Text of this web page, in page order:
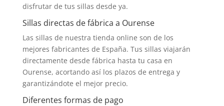
disfrutar de tus sillas desde ya.
Sillas directas de fábrica a Ourense
Las sillas de nuestra tienda online son de los
mejores fabricantes de España. Tus sillas viajarán
directamente desde fábrica hasta tu casa en
Ourense, acortando así los plazos de entrega y
garantizándote el mejor precio.
Diferentes formas de pago